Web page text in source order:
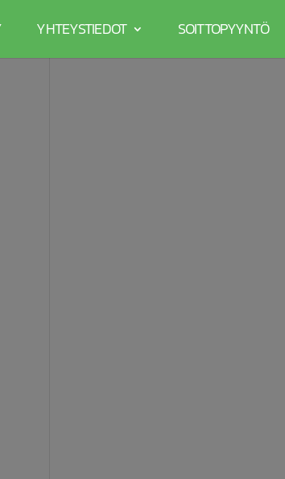
YHTEYSTIEDOT SOITTOPYYNTÖ